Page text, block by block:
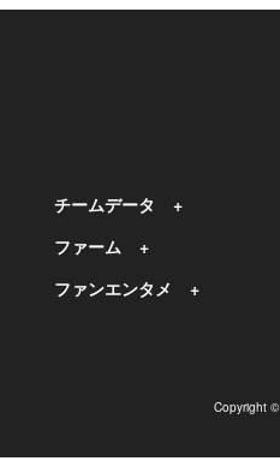
チームデータ
ファーム
ファンエンタメ
Copyright